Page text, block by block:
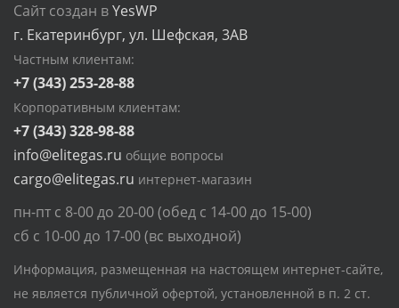
Сайт создан вYesWP
г. Екатеринбург, ул. Шефская, 3АВ
Частным клиентам:
+7 (343) 253-28-88
Корпоративным клиентам:
+7 (343) 328-98-88
info@elitegas.ru общие вопросы
cargo@elitegas.ru интернет-магазин
пн-пт с 8-00 до 20-00 (обед с 14-00 до 15-00)
сб с 10-00 до 17-00 (вс выходной)
Информация, размещенная на настоящем интернет-сайте,
не является публичной офертой, установленной в п. 2 ст.